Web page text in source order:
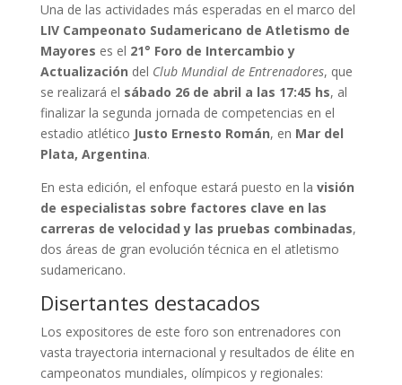
Una de las actividades más esperadas en el marco del
LIV Campeonato Sudamericano de Atletismo de
Mayores es el 21° Foro de Intercambio y
Actualización del Club Mundial de Entrenadores, que
se realizará el sábado 26 de abril a las 17:45 hs, al
finalizar la segunda jornada de competencias en el
estadio atlético Justo Ernesto Román, en Mar del
Plata, Argentina.
En esta edición, el enfoque estará puesto en la visión
de especialistas sobre factores clave en las
carreras de velocidad y las pruebas combinadas,
dos áreas de gran evolución técnica en el atletismo
sudamericano.
Disertantes destacados
Los expositores de este foro son entrenadores con
vasta trayectoria internacional y resultados de élite en
campeonatos mundiales, olímpicos y regionales: